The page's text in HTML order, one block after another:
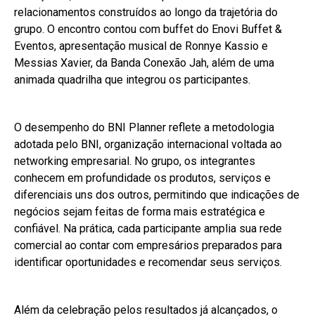
relacionamentos construídos ao longo da trajetória do
grupo. O encontro contou com buffet do Enovi Buffet &
Eventos, apresentação musical de Ronnye Kassio e
Messias Xavier, da Banda Conexão Jah, além de uma
animada quadrilha que integrou os participantes.
O desempenho do BNI Planner reflete a metodologia
adotada pelo BNI, organização internacional voltada ao
networking empresarial. No grupo, os integrantes
conhecem em profundidade os produtos, serviços e
diferenciais uns dos outros, permitindo que indicações de
negócios sejam feitas de forma mais estratégica e
confiável. Na prática, cada participante amplia sua rede
comercial ao contar com empresários preparados para
identificar oportunidades e recomendar seus serviços.
Além da celebração pelos resultados já alcançados, o